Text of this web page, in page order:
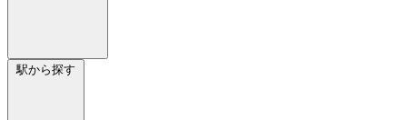
駅から探す